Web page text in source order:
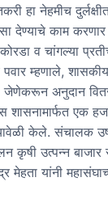
हा नेहमीच
देण्याचे काम
व चांगल्या
म्हणाले,
अनुदान
शासनामार्फत एक
केले. संचालक
उत्पन्न बाजार
यांनी